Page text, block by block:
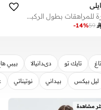
تنورة للمراهقات بطول الركبة بحافة بالون
59
-14%
تايك تو دىدانيالا بيبي
ليل بيكس بيداني نوتيناتي
تطبيق
مشاهدة